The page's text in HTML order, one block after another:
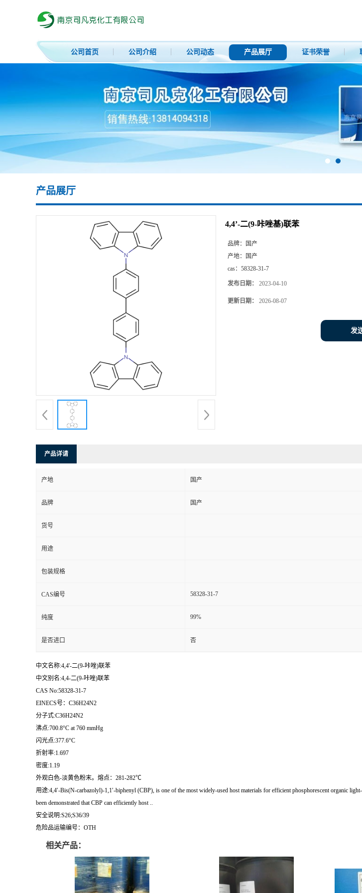
公司首页 公司介绍 公司动态 产品展厅 证书荣誉
产品展厅
4,4’-二(9-咔唑基)联苯
品牌：
国产
产地：
国产
cas： 58328-31-7
发布日期： 2023-04-10
更新日期： 2026-08-07
发
产品详请
产地 国产
品牌 国产
货号
用途
包装规格
CAS编号 58328-31-7
纯度 99%
是否进口 否
中文名称:4,4'-二(9-咔唑)联苯
中文别名:4,4-二(9-咔唑)联苯
CAS No:58328-31-7
EINECS号：C36H24N2
分子式:C36H24N2
沸点:700.8°C at 760 mmHg
闪光点:377.6°C
折射率:1.697
密度:1.19
外观白色-淡黄色粉末。熔点：281-282℃
用途:4,4′-Bis(N-carbazolyl)-1,1′-biphenyl (CBP), is one of the most widely-used host materials for efficient phosphorescent organic
been demonstrated that CBP can efficiently host ..
安全说明:S26;S36/39
危险品运输编号：OTH
相关产品：